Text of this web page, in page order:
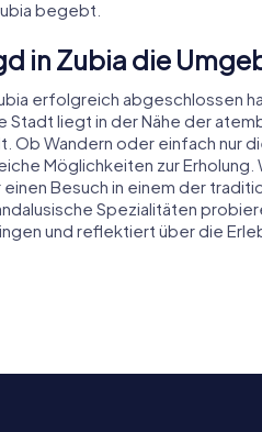
begebt.
in Zubia die
erfolgreich abgeschlossen
liegt in der Nähe der
Ob Wandern oder einfach nur
Möglichkeiten zur Erholung.
Besuch in einem der
Spezialitäten
und reflektiert über die